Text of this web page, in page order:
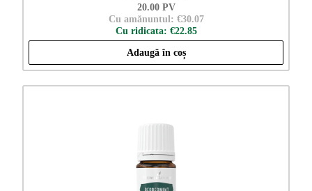
20.00 PV
Cu amănuntul: €30.07
Cu ridicata: €22.85
Adaugă în coș